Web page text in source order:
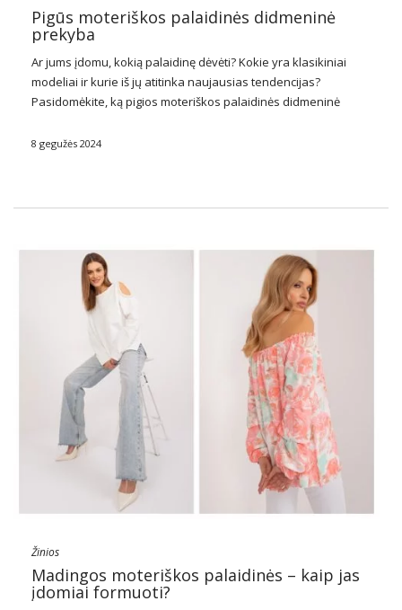
Pigūs moteriškos palaidinės didmeninė
prekyba
Ar jums įdomu, kokią palaidinę dėvėti? Kokie yra klasikiniai
modeliai ir kurie iš jų atitinka naujausias tendencijas?
Pasidomėkite, ką pigios moteriškos palaidinės didmeninė
Klasikinės moteriškos palaidinės
galima rasti pagrindinėje …
8 gegužės 2024
Žinios
Madingos moteriškos palaidinės – kaip jas
įdomiai formuoti?